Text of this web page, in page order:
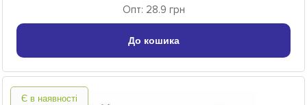
Опт: 28.9 грн
До кошика
Є в наявності